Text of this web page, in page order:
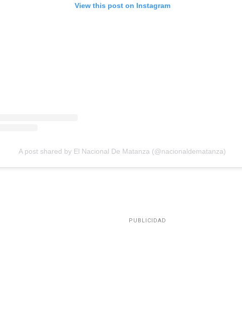
View this post on Instagram
A post shared by El Nacional De Matanza (@nacionaldematanza)
PUBLICIDAD